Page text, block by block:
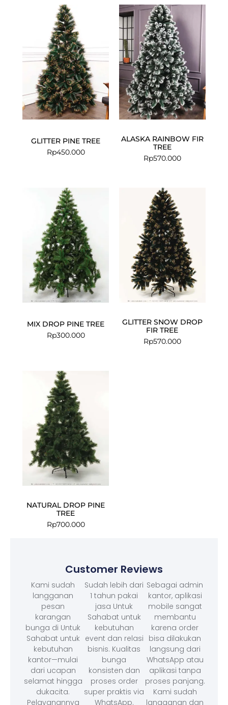
GLITTER PINE TREE
Rp450.000
ALASKA RAINBOW FIR
TREE
Rp570.000
MIX DROP PINE TREE
Rp300.000
GLITTER SNOW DROP
FIR TREE
Rp570.000
NATURAL DROP PINE
TREE
Rp700.000
Customer Reviews
Kami sudah
langganan
pesan
karangan
bunga di Untuk
Sahabat untuk
kebutuhan
kantor—mulai
dari ucapan
selamat hingga
dukacita.
Pelayanannya
Sudah lebih dari
1 tahun pakai
jasa Untuk
Sahabat untuk
kebutuhan
event dan relasi
bisnis. Kualitas
bunga
konsisten dan
proses order
super praktis via
WhatsApp.
Sebagai admin
kantor, aplikasi
mobile sangat
membantu
karena order
bisa dilakukan
langsung dari
WhatsApp atau
aplikasi tanpa
proses panjang.
Kami sudah
langganan dan